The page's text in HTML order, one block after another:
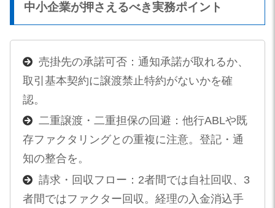
中小企業が押さえるべき実務ポイント
売掛先の承諾可否：通知承諾が取れるか、
取引基本契約に譲渡禁止特約がないかを確
認。
二重譲渡・二重担保の回避：他行ABLや既
存ファクタリングとの重複に注意。登記・通
知の整合を。
請求・回収フロー：2者間では自社回収、3
者間ではファクター回収。経理の入金消込手